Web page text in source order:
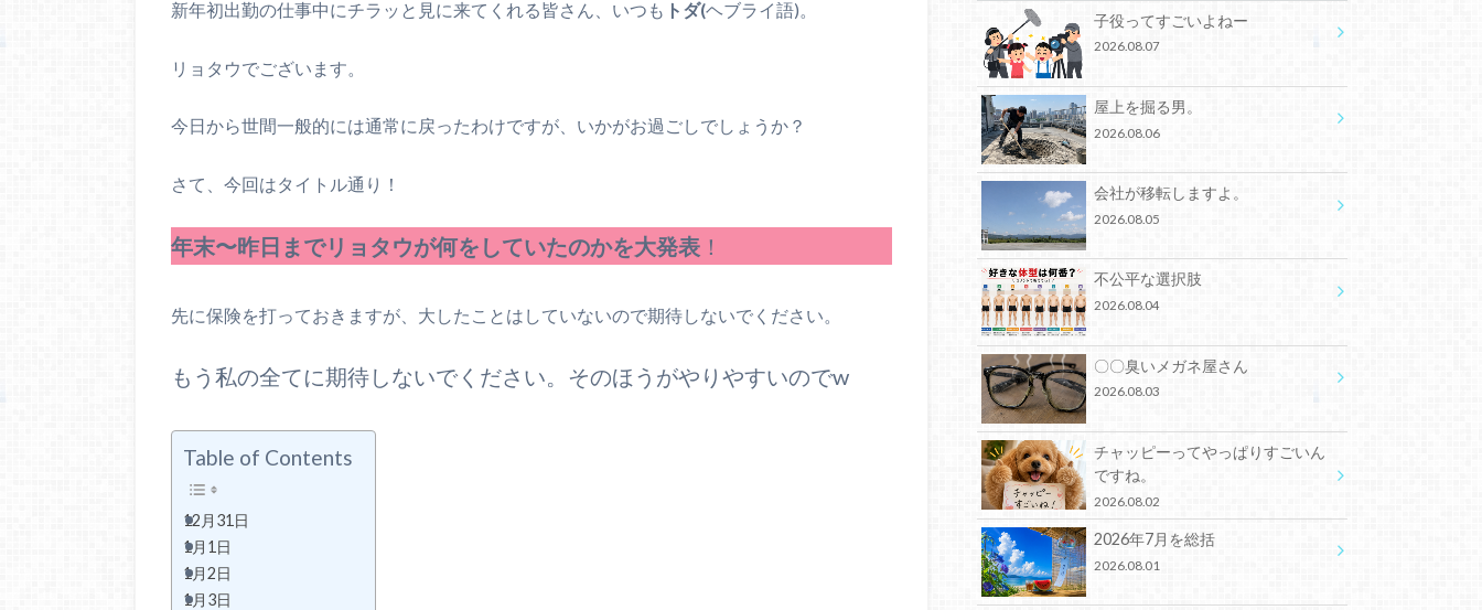
新年初出勤の仕事中にチラッと見に来てくれる皆さん、いつも トダ(ヘブライ語)。
リョタウでございます。
今日から世間一般的には通常に戻ったわけですが、いかがお過ごしでしょうか？
さて、今回はタイトル通り！
年末〜昨日までリョタウが何をしていたのかを大発表 ！
先に保険を打っておきますが、大したことはしていないので期待しないでください。
もう私の全てに期待しないでください。そのほうがやりやすいのでw
Table of Contents
12月31日
1月1日
1月2日
1月3日
子役ってすごいよねー
2026.08.07
屋上を掘る男。
2026.08.06
会社が移転しますよ。
2026.08.05
不公平な選択肢
2026.08.04
〇〇臭いメガネ屋さん
2026.08.03
チャッピーってやっぱりすごいん
ですね。
2026.08.02
2026年7月を総括
2026.08.01